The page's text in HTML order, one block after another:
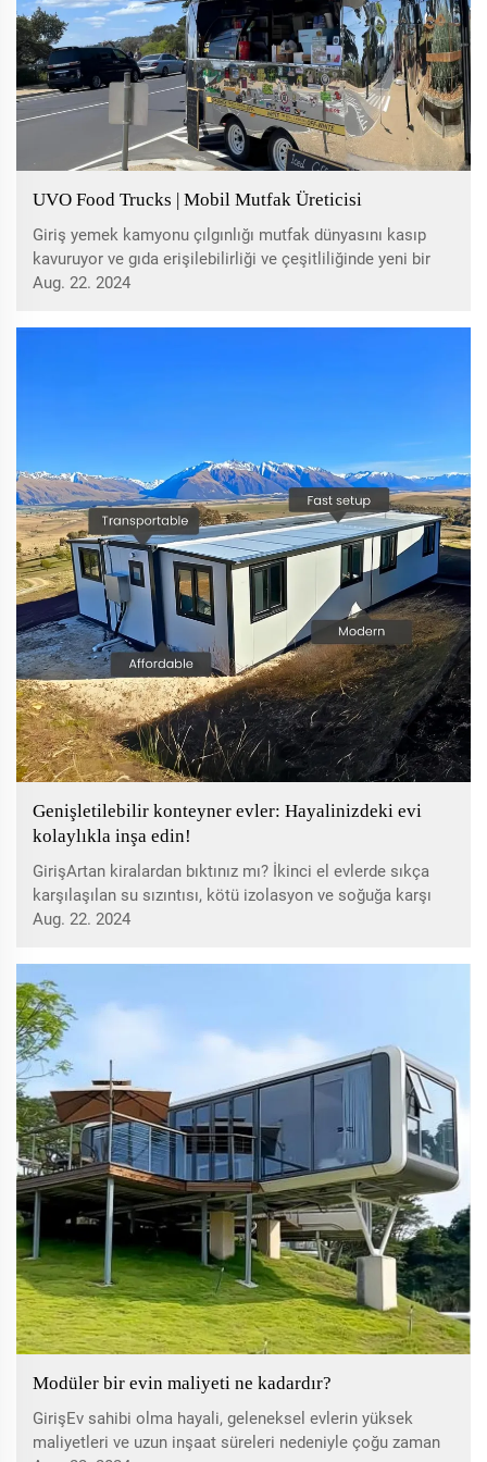
UVO Food Trucks | Mobil Mutfak Üreticisi
Giriş yemek kamyonu çılgınlığı mutfak dünyasını kasıp
kavuruyor ve gıda erişilebilirliği ve çeşitliliğinde yeni bir
boyut sunuyor. Peki, bu tekerlekli mobil mutfakların
itici bir güç oldu...
Aug. 22. 2024
Genişletilebilir konteyner evler: Hayalinizdeki evi
kolaylıkla inşa edin!
GirişArtan kiralardan bıktınız mı? İkinci el evlerde sıkça
karşılaşılan su sızıntısı, kötü izolasyon ve soğuğa karşı
yetersiz direnç gibi sorunlar sizi endişelendiriyor mu?
geldi...
Aug. 22. 2024
Modüler bir evin maliyeti ne kadardır?
GirişEv sahibi olma hayali, geleneksel evlerin yüksek
maliyetleri ve uzun inşaat süreleri nedeniyle çoğu zaman